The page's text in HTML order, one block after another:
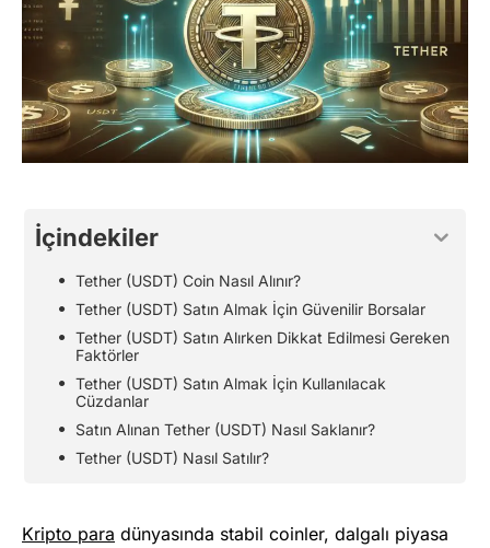
İçindekiler
Tether (USDT) Coin Nasıl Alınır?
Tether (USDT) Satın Almak İçin Güvenilir Borsalar
Tether (USDT) Satın Alırken Dikkat Edilmesi Gereken
Faktörler
Tether (USDT) Satın Almak İçin Kullanılacak
Cüzdanlar
Satın Alınan Tether (USDT) Nasıl Saklanır?
Tether (USDT) Nasıl Satılır?
Kripto para dünyasında stabil coinler, dalgalı piyasa